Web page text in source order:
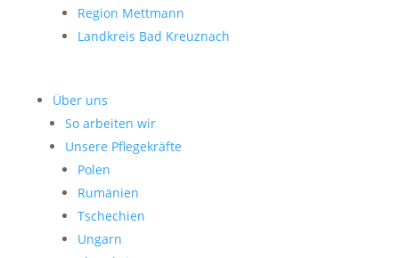
Region Mettmann
Landkreis Bad Kreuznach
Über uns
So arbeiten wir
Unsere Pflegekräfte
Polen
Rumänien
Tschechien
Ungarn